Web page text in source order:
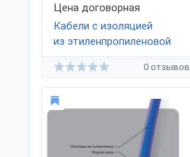
Цена договорная
Кабели с изоляцией
из этиленпропиленовой
резины, силовые
и контрольные ЭПРОТЕРМ
с изоляцией
из термостойкой
этиленпропиленовой
0 отзывов